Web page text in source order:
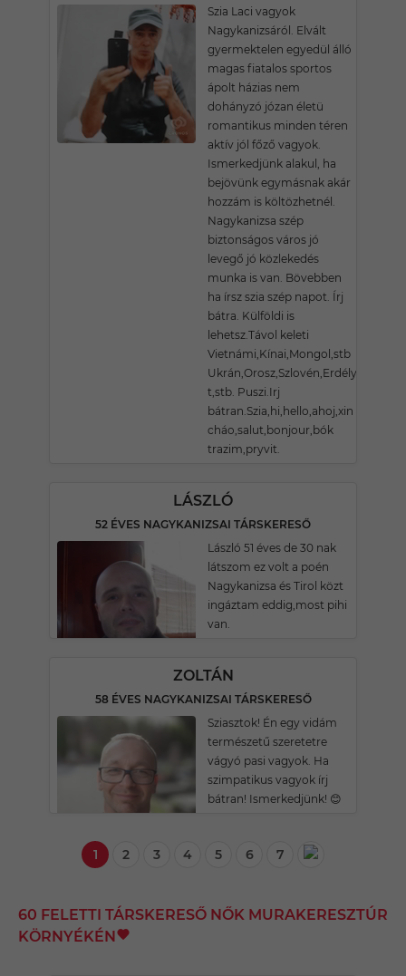
Szia Laci vagyok
Nagykanizsáról. Elvált
gyermektelen egyedül álló
magas fiatalos sportos
ápolt házias nem
dohányzó józan életü
romantikus minden téren
aktív jól főző vagyok.
Ismerkedjünk alakul, ha
bejövünk egymásnak akár
hozzám is költözhetnél.
Nagykanizsa szép
biztonságos város jó
levegő jó közlekedés
munka is van. Bövebben
ha írsz szia szép napot. Írj
bátra. Külföldi is
lehetsz.Távol keleti
Vietnámi,Kínai,Mongol,stb
t,stb. Puszi.Irj
bátran.Szia,hi,hello,ahoj,xin
cháo,salut,bonjour,bók
trazim,pryvit.
LÁSZLÓ
52 ÉVES NAGYKANIZSAI TÁRSKERESŐ
László 51 éves de 30 nak
látszom ez volt a poén
Nagykanizsa és Tirol közt
ingáztam eddig,most pihi
van.
ZOLTÁN
58 ÉVES NAGYKANIZSAI TÁRSKERESŐ
Sziasztok! Én egy vidám
természetű szeretetre
vágyó pasi vagyok. Ha
szimpatikus vagyok írj
bátran! Ismerkedjünk! 😊
1 2 3 4 5 6 7
60 FELETTI TÁRSKERESŐ NŐK MURAKERESZTÚR
KÖRNYÉKÉN